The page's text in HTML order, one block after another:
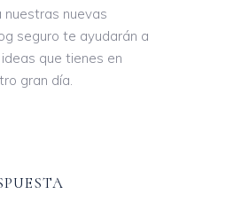
nuevas
seguro te ayudarán a
que tienes en
gran día.